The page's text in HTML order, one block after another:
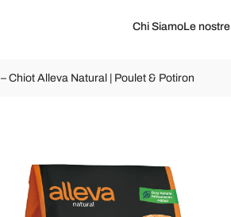
Chi SiamoLe
Chiot Alleva Natural | Poulet & Potiron